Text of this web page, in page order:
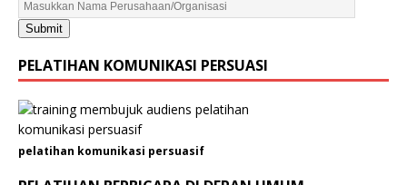
h
n
O
r
g
Submit
PELATIHAN KOMUNIKASI PERSUASI
pelatihan komunikasi persuasif